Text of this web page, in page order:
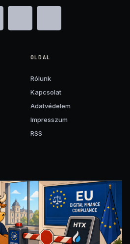
OLDAL
Rólunk
Kapcsolat
Adatvédelem
Impresszum
RSS